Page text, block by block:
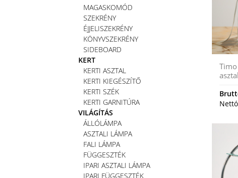
MAGASKOMÓD
SZEKRÉNY
ÉJJELISZEKRÉNY
KÖNYVSZEKRÉNY
SIDEBOARD
KERT
KERTI ASZTAL
KERTI KIEGÉSZÍTŐ
KERTI SZÉK
KERTI GARNITÚRA
VILÁGÍTÁS
ÁLLÓLÁMPA
ASZTALI LÁMPA
FALI LÁMPA
FÜGGESZTÉK
IPARI ASZTALI LÁMPA
IPARI FÜGGESZTÉK
Nettó